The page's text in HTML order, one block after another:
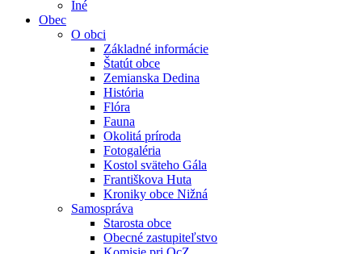
Iné
Obec
O obci
Základné informácie
Štatút obce
Zemianska Dedina
História
Flóra
Fauna
Okolitá príroda
Fotogaléria
Kostol sväteho Gála
Františkova Huta
Kroniky obce Nižná
Samospráva
Starosta obce
Obecné zastupiteľstvo